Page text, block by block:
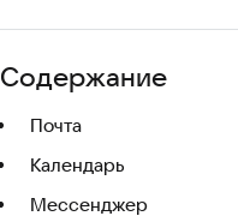
Содержание
Почта
Календарь
Мессенджер